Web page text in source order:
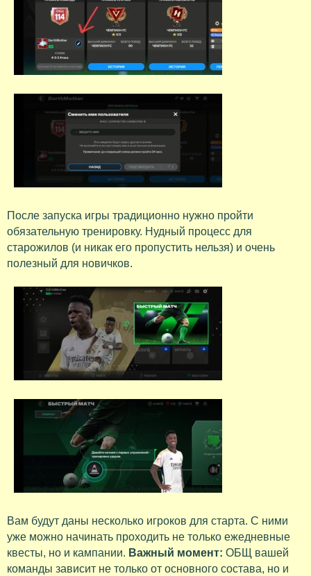
После запуска игры традиционно нужно пройти
обязательную тренировку. Нудный процесс для
старожилов (и никак его пропустить нельзя) и очень
полезный для новичков.
Вам будут даны несколько игроков для старта. С ними
уже можно начинать проходить не только ежедневные
квесты, но и кампании. Важный момент: ОБЩ вашей
команды зависит не только от основного состава, но и